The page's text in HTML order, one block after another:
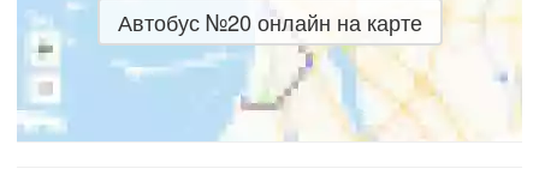
Автобус №20 онлайн на карте